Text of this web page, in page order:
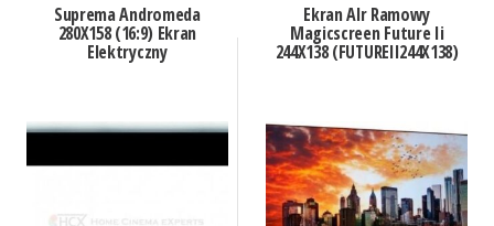
Suprema Andromeda
280X158 (16:9) Ekran
Elektryczny
Ekran Alr Ramowy
Magicscreen Future Ii
244X138 (FUTUREII244X138)